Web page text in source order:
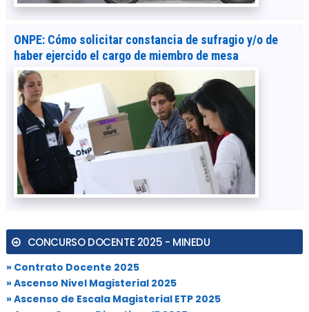
ONPE: Cómo solicitar constancia de sufragio y/o de
haber ejercido el cargo de miembro de mesa
CONCURSO DOCENTE 2025 - MINEDU
» Contrato Docente 2025
» Ascenso Nivel Magisterial 2025
» Ascenso de Escala Magisterial ETP 2025